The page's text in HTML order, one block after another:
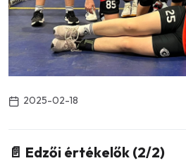
2025-02-18
📄 Edzői értékelők (2/2)